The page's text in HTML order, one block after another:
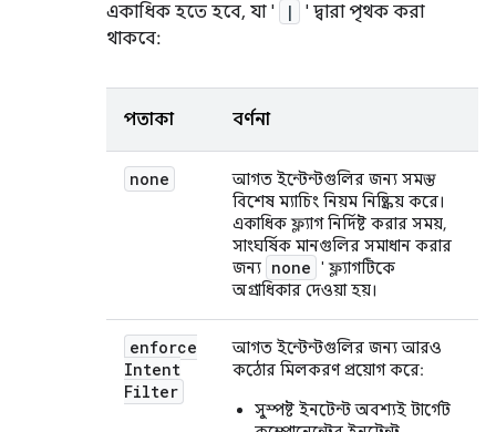
একাধিক হতে হবে, যা '
|
' দ্বারা পৃথক করা
থাকবে:
পতাকা বর্ণনা
none
আগত ইন্টেন্টগুলির জন্য সমস্ত
বিশেষ ম্যাচিং নিয়ম নিষ্ক্রিয় করে।
একাধিক ফ্ল্যাগ নির্দিষ্ট করার সময়,
সাংঘর্ষিক মানগুলির সমাধান করার
জন্য none ' ফ্ল্যাগটিকে
অগ্রাধিকার দেওয়া হয়।
enforce
Intent
Filter
আগত ইন্টেন্টগুলির জন্য আরও
কঠোর মিলকরণ প্রয়োগ করে:
সুস্পষ্ট ইনটেন্ট অবশ্যই টার্গেট